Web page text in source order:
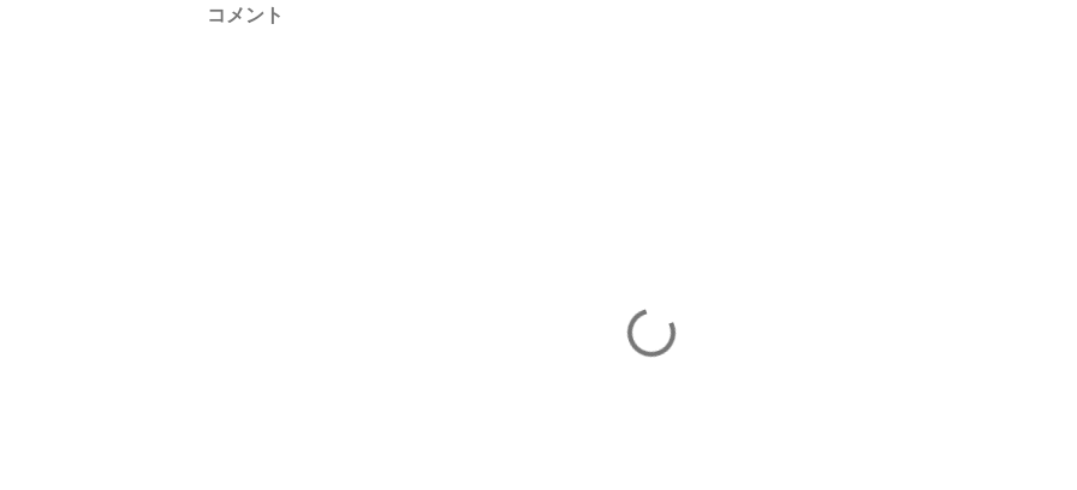
コメント